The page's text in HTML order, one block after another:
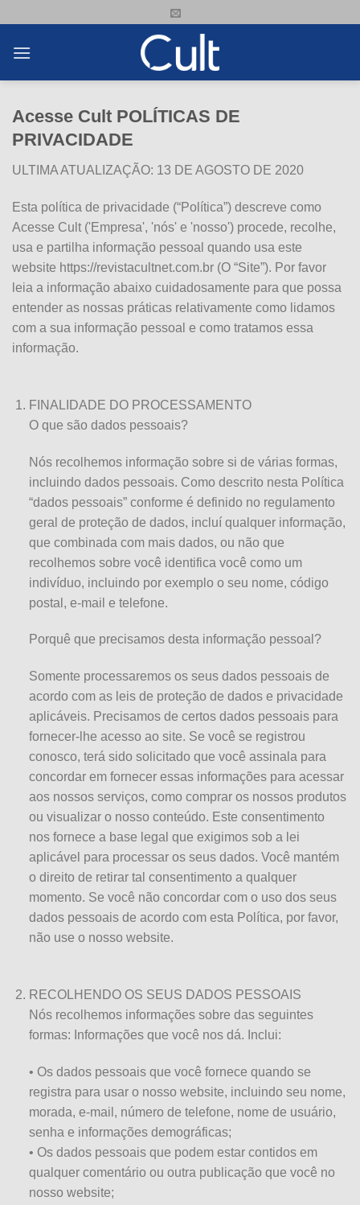
content
Acesse Cult POLÍTICAS DE
PRIVACIDADE
ULTIMA ATUALIZAÇÃO: 13 DE AGOSTO DE 2020
Esta política de privacidade (“Política”) descreve como
Acesse Cult ('Empresa', 'nós' e 'nosso') procede, recolhe,
usa e partilha informação pessoal quando usa este
website https://revistacultnet.com.br (O “Site”). Por favor
leia a informação abaixo cuidadosamente para que possa
entender as nossas práticas relativamente como lidamos
com a sua informação pessoal e como tratamos essa
informação.
FINALIDADE DO PROCESSAMENTO
O que são dados pessoais?
Nós recolhemos informação sobre si de várias formas,
incluindo dados pessoais. Como descrito nesta Política
“dados pessoais” conforme é definido no regulamento
geral de proteção de dados, incluí qualquer informação,
que combinada com mais dados, ou não que
recolhemos sobre você identifica você como um
indivíduo, incluindo por exemplo o seu nome, código
postal, e-mail e telefone.
Porquê que precisamos desta informação pessoal?
Somente processaremos os seus dados pessoais de
acordo com as leis de proteção de dados e privacidade
aplicáveis. Precisamos de certos dados pessoais para
fornecer-lhe acesso ao site. Se você se registrou
conosco, terá sido solicitado que você assinala para
concordar em fornecer essas informações para acessar
aos nossos serviços, como comprar os nossos produtos
ou visualizar o nosso conteúdo. Este consentimento
nos fornece a base legal que exigimos sob a lei
aplicável para processar os seus dados. Você mantém
o direito de retirar tal consentimento a qualquer
momento. Se você não concordar com o uso dos seus
dados pessoais de acordo com esta Política, por favor,
não use o nosso website.
RECOLHENDO OS SEUS DADOS PESSOAIS
Nós recolhemos informações sobre das seguintes
formas: Informações que você nos dá. Inclui:
• Os dados pessoais que você fornece quando se
registra para usar o nosso website, incluindo seu nome,
morada, e-mail, número de telefone, nome de usuário,
senha e informações demográficas;
• Os dados pessoais que podem estar contidos em
qualquer comentário ou outra publicação que você no
nosso website;